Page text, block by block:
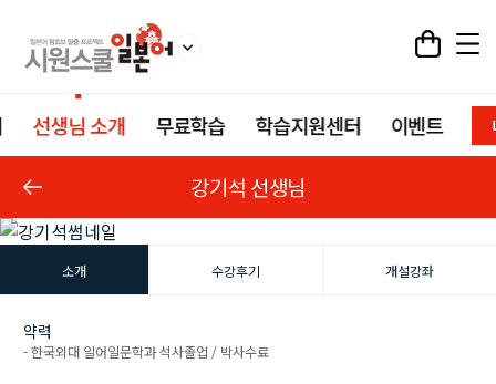
선생님 소개 무료학습 학습지원센터 이벤트
강기석 선생님
소개 수강후기 개설강좌
약력
- 한국외대 일어일문학과 석사졸업 / 박사수료